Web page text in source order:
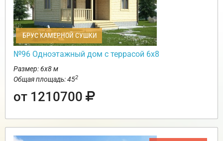
БРУС КАМЕРНОЙ СУШКИ
№96 Одноэтажный дом с террасой 6х8
Размер: 6х8 м
Общая площадь: 452
от 1210700